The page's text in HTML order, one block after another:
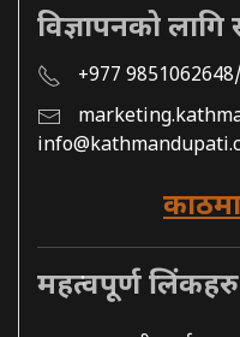
विज्ञापनको लागि
+977
महत्वपूर्ण लिंकहरु